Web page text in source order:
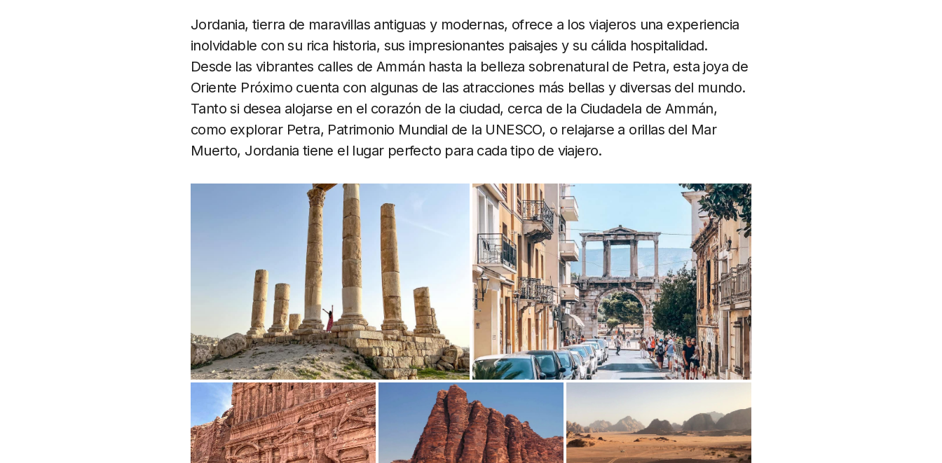
Jordania, tierra de maravillas antiguas y modernas, ofrece a los viajeros una experiencia
inolvidable con su rica historia, sus impresionantes paisajes y su cálida hospitalidad.
Desde las vibrantes calles de Ammán hasta la belleza sobrenatural de Petra, esta joya de
Oriente Próximo cuenta con algunas de las atracciones más bellas y diversas del mundo.
Tanto si desea alojarse en el corazón de la ciudad, cerca de la Ciudadela de Ammán,
como explorar Petra, Patrimonio Mundial de la UNESCO, o relajarse a orillas del Mar
Muerto, Jordania tiene el lugar perfecto para cada tipo de viajero.